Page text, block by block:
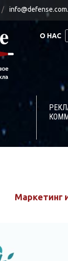
/
О НАС
Маркетинг